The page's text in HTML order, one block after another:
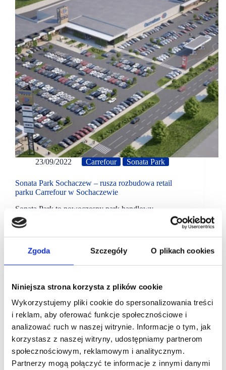
Zgoda Szczegóły O plikach cookies
Niniejsza strona korzysta z plików cookie
Wykorzystujemy pliki cookie do spersonalizowania treści
i reklam, aby oferować funkcje społecznościowe i
analizować ruch w naszej witrynie. Informacje o tym, jak
korzystasz z naszej witryny, udostępniamy partnerom
społecznościowym, reklamowym i analitycznym.
Partnerzy mogą połączyć te informacje z innymi danymi
23/09/2022 Carrefour Sonata Park
Sonata Park Sochaczew – rusza rozbudowa retail
parku Carrefour w Sochaczewie
Sonata Park to nowoczesny park handlowy
o powierzchni 11.000 m.kw GLA zlokalizowany
w Sochaczewie. Powstał on pod koniec 2014 roku
w wyniku przebudowy działającego w tym miejscu
hipermarketu i galerii II generacji. W chwili
obecnej…